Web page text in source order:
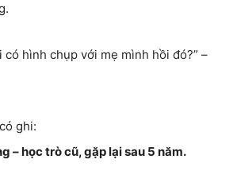
có hình chụp với mẹ mình hồi đó?” –
ghi:
– học trò cũ, gặp lại sau 5 năm.